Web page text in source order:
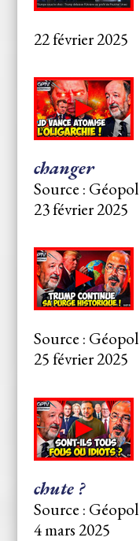
22 février 2025
changer
Source :
23 février 2025
Source :
25 février 2025
chute ?
Source :
4 mars 2025